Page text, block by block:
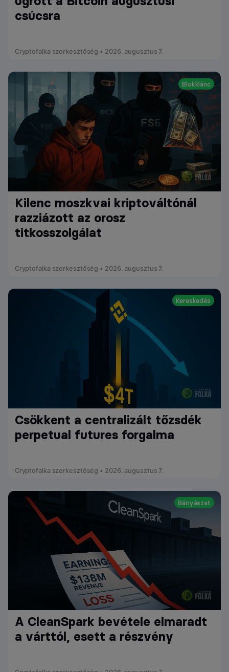
csúcsra
Cryptofalka szerkesztőség • 2026. augusztus 7.
Blokklánc
Kilenc moszkvai kriptováltónál
razziázott az orosz
titkosszolgálat
Cryptofalka szerkesztőség • 2026. augusztus 7.
Kereskedés
Csökkent a centralizált tőzsdék
perpetual futures forgalma
Cryptofalka szerkesztőség • 2026. augusztus 7.
Bányászat
A CleanSpark bevétele elmaradt
a várttól, esett a részvény